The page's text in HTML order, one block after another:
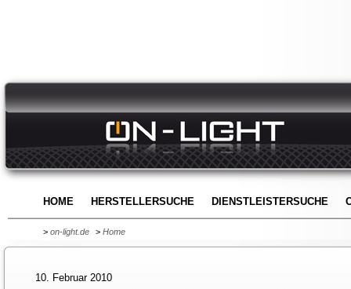
HOME HERSTELLERSUCHE DIENSTLEISTERSUCHE
> on-light.de > Home
10. Februar 2010